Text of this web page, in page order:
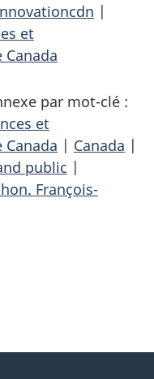
|
et
par mot-clé :
et
| Canada |
public |
François-